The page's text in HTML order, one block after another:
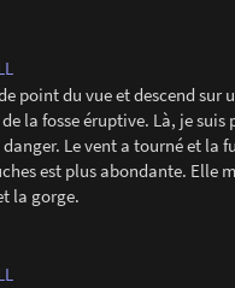
point du vue et descend sur
la fosse éruptive. Là, je suis
Le vent a tourné et la
est plus abondante. Elle
la gorge.